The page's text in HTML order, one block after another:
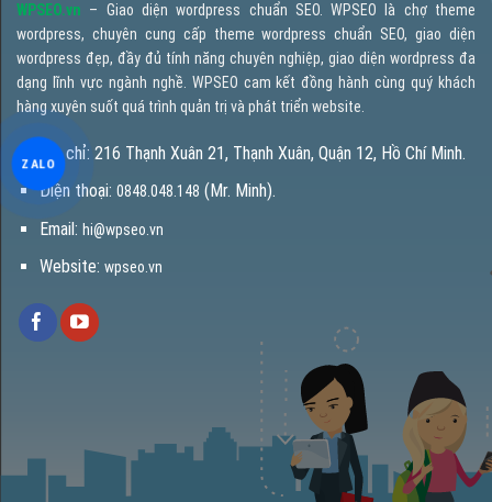
WPSEO.vn – Giao diện wordpress chuẩn SEO. WPSEO là chợ theme
wordpress, chuyên cung cấp theme wordpress chuẩn SEO, giao diện
wordpress đẹp, đầy đủ tính năng chuyên nghiệp, giao diện wordpress đa
dạng lĩnh vực ngành nghề. WPSEO cam kết đồng hành cùng quý khách
hàng xuyên suốt quá trình quản trị và phát triển website.
Địa chỉ: 216 Thạnh Xuân 21, Thạnh Xuân, Quận 12, Hồ Chí Minh.
Điện thoại: 0848.048.148 (Mr. Minh).
Email: hi@wpseo.vn
Website: wpseo.vn
ZALO